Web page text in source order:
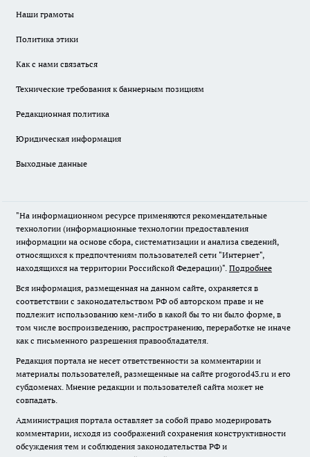
Наши грамоты
Политика этики
Как с нами связаться
Технические требования к баннерным позициям
Редакционная политика
Юридическая информация
Выходные данные
"На информационном ресурсе применяются рекомендательные
технологии (информационные технологии предоставления
информации на основе сбора, систематизации и анализа сведений,
относящихся к предпочтениям пользователей сети "Интернет",
находящихся на территории Российской Федерации)". Подробнее
Вся информация, размещенная на данном сайте, охраняется в
соответствии с законодательством РФ об авторском праве и не
подлежит использованию кем-либо в какой бы то ни было форме, в
том числе воспроизведению, распространению, переработке не иначе
как с письменного разрешения правообладателя.
Редакция портала не несет ответственности за комментарии и
материалы пользователей, размещенные на сайте progorod43.ru и его
субдоменах. Мнение редакции и пользователей сайта может не
совпадать.
Администрация портала оставляет за собой право модерировать
комментарии, исходя из соображений сохранения конструктивности
обсуждения тем и соблюдения законодательства РФ и